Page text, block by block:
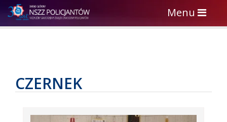
Toggle
navigation
Menu
CZERNEK